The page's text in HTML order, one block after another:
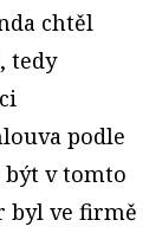
chtěl
tedy
podle
být v tomto
byl ve firmě